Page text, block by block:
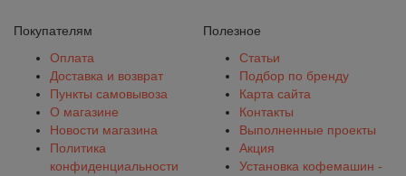
Покупателям
Оплата
Доставка и возврат
Пункты самовывоза
О магазине
Новости магазина
Политика
конфиденциальности
Полезное
Статьи
Подбор по бренду
Карта сайта
Контакты
Выполненные проекты
Акция
Установка кофемашин -